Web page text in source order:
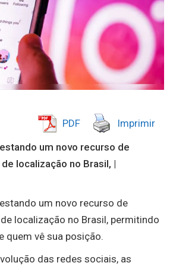
PDF Imprimir
um novo recurso de
localização no Brasil, |
um novo recurso de
localização no Brasil, permitindo
quem vê sua posição.
das redes sociais, as